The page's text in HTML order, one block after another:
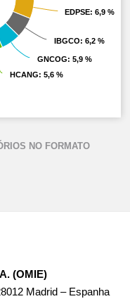
EDPSE: 6,9 %
EDPSE: 6,9 %
IBGCO: 6,2 %
IBGCO: 6,2 %
GNCOG: 5,9 %
GNCOG: 5,9 %
HCANG: 5,6 %
HCANG: 5,6 %
NO FORMATO
(OMIE)
Madrid – Espanha